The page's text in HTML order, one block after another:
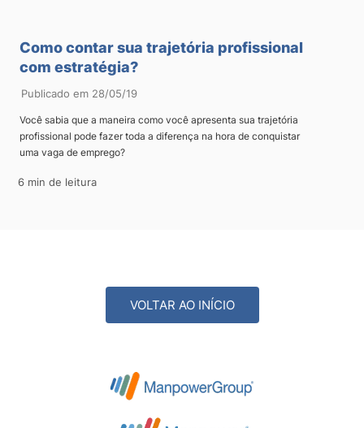
Como contar sua trajetória profissional
com estratégia?
Publicado em 28/05/19
Você sabia que a maneira como você apresenta sua trajetória
profissional pode fazer toda a diferença na hora de conquistar
uma vaga de emprego?
6 min de leitura
VOLTAR AO INÍCIO